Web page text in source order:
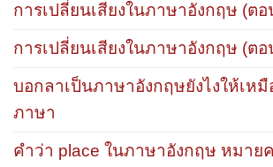
การเปลี่ยนเสียงในภาษาอังกฤษ (ต
การเปลี่ยนเสียงในภาษาอังกฤษ (ต
บอกลาเป็นภาษาอังกฤษยังไงให้เหมื
ภาษา
คำว่า place ในภาษาอังกฤษ หมาย